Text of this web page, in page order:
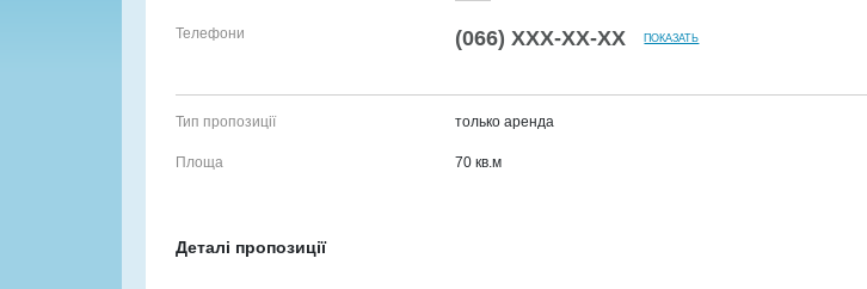
Телефони (066)XXX‑XX‑XX ПОКАЗАТЬ
Тип пропозиції только аренда
Площа 70 кв.м
Деталі пропозиції